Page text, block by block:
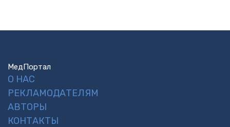
МедПортал
О НАС
РЕКЛАМОДАТЕЛЯМ
АВТОРЫ
КОНТАКТЫ